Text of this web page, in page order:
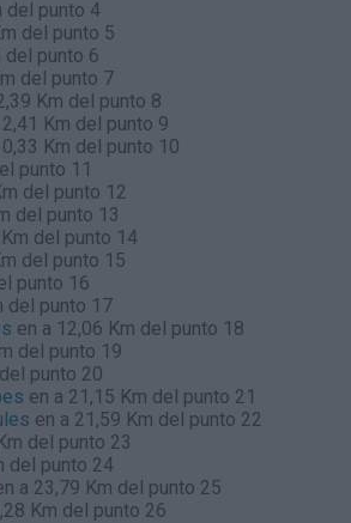
del punto 4
del punto 5
del punto 6
del punto 7
Km del punto 8
2,41 Km del punto 9
0,33 Km del punto 10
punto 11
del punto 12
del punto 13
del punto 14
del punto 15
punto 16
del punto 17
en a 12,06 Km del punto 18
del punto 19
punto 20
en a 21,15 Km del punto 21
en a 21,59 Km del punto 22
del punto 23
del punto 24
a 23,79 Km del punto 25
Km del punto 26